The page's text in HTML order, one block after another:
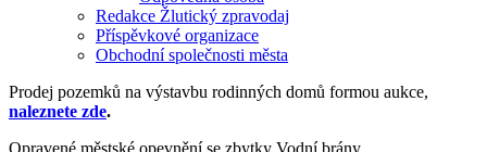
Redakce Žlutický zpravodaj
Příspěvkové organizace
Obchodní společnosti města
Prodej pozemků na výstavbu rodinných domů formou aukce,
naleznete zde.
Opravené městské opevnění se zbytky Vodní brány